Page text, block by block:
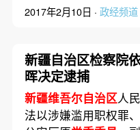
2017年2月10日 · 政经频道
新疆自治区检察院
晖决定逮捕
新疆维吾尔自治区人
法以涉嫌滥用职权罪